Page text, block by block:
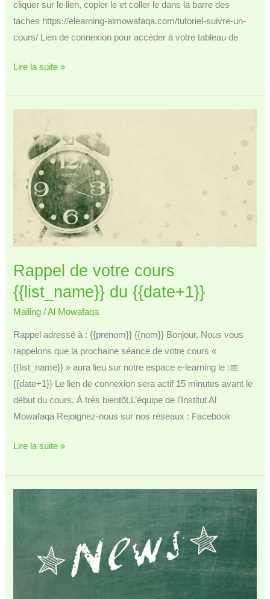
cliquer sur le lien, copier le et coller le dans la barre des
taches https://elearning-almowafaqa.com/tutoriel-suivre-un-
cours/ Lien de connexion pour accéder à votre tableau de
Lien
cours
Lire la suite »
Rappel de votre cours
{{list_name}} du {{date+1}}
Mailing /Al Mowafaqa
Rappel adressé à : {{prenom}} {{nom}} Bonjour, Nous vous
rappelons que la prochaine séance de votre cours «
{{list_name}} » aura lieu sur notre espace e-learning le :📅
{{date+1}} Le lien de connexion sera actif 15 minutes avant le
début du cours. À très bientôt,L’équipe de l’Institut Al
Mowafaqa Rejoignez-nous sur nos réseaux : Facebook
Rappel
votre
Lire la suite »